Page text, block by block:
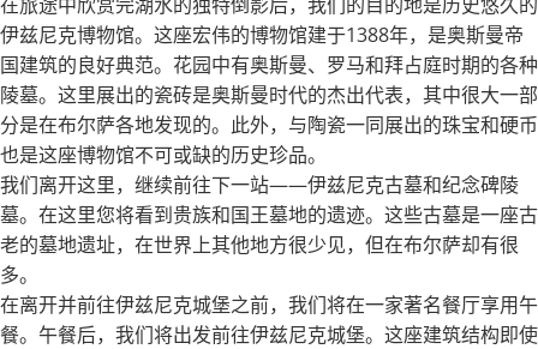
伊兹尼克博物馆。这座宏伟的博物馆建于1388年，是奥斯曼帝
国建筑的良好典范。花园中有奥斯曼、罗马和拜占庭时期的各种
陵墓。这里展出的瓷砖是奥斯曼时代的杰出代表，其中很大一部
分是在布尔萨各地发现的。此外，与陶瓷一同展出的珠宝和硬币
也是这座博物馆不可或缺的历史珍品。
我们离开这里，继续前往下一站——伊兹尼克古墓和纪念碑陵
墓。在这里您将看到贵族和国王墓地的遗迹。这些古墓是一座古
老的墓地遗址，在世界上其他地方很少见，但在布尔萨却有很
多。
在离开并前往伊兹尼克城堡之前，我们将在一家著名餐厅享用午
餐。午餐后，我们将出发前往伊兹尼克城堡。这座建筑结构即使